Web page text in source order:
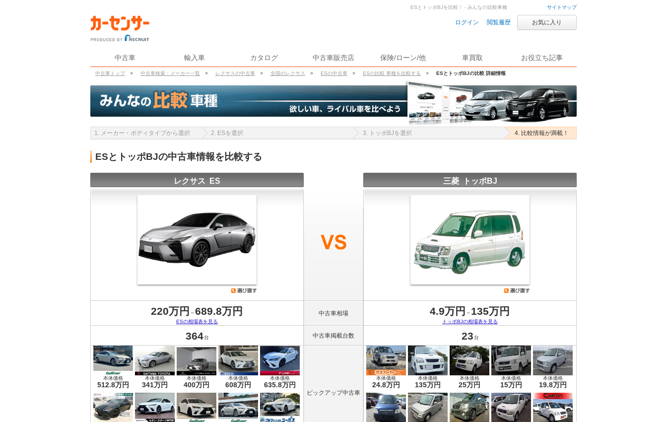
サイトマップ
ログイン 閲覧履歴 お気に入り
中古車 輸入車 カタログ 中古車販売店 保険/ローン/他 車買取 お役立ち記事
中古車トップ > 中古車検索：メーカー一覧 > レクサスの中古車 > 全国のレクサス > ESの中古車 > ESの比較 車種を比較する > ESとトッポBJの比較 詳細情報
ESとトッポBJを比較！ - みんなの比較車種
1. メーカー・ボディタイプから選択 2. ESを選択 3. トッポBJを選択 4. 比較情報が満載！
ESとトッポBJの中古車情報を比較する
レクサス ES 三菱 トッポBJ
220万円 ～689.8万円
ESの相場表を見る
中古車相場 4.9万円 ～ 135万円
トッポBJの相場表を見る
364 台 中古車掲載台数 23 台
本体価格
512.8万円
本体価格
341万円
本体価格
400万円
本体価格
608万円
本体価格
635.8万円
ピックアップ中古車
本体価格
24.8万円
本体価格
135万円
本体価格
25万円
本体価格
15万円
本体価格
19.8万円